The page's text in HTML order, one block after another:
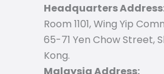
Headquarters
Room 1101, Wing Yip
65-71 Yen Chow Street,
Kong.
Malaysia Address: